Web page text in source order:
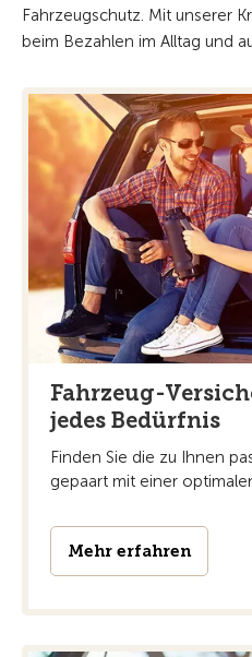
Fahrzeugschutz. Mit unserer
beim Bezahlen im Alltag und
Fahrzeug-
jedes Bedürfnis
Finden Sie die zu Ihnen
gepaart mit einer
Mehr erfahren